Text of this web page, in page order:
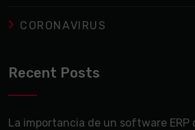
CORONAVIRUS
Recent Posts
La importancia de un software ERP